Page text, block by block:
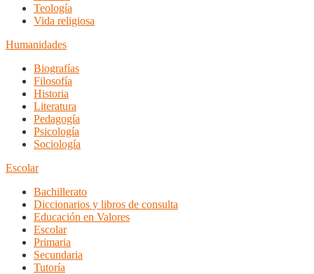
Teología
Vida religiosa
Humanidades
Biografías
Filosofía
Historia
Literatura
Pedagogía
Psicología
Sociología
Escolar
Bachillerato
Diccionarios y libros de consulta
Educación en Valores
Escolar
Primaria
Secundaria
Tutoría